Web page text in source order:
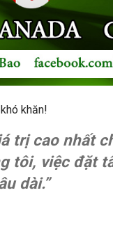
khăn!
trị cao nhất
tôi, việc đặt
dài.”